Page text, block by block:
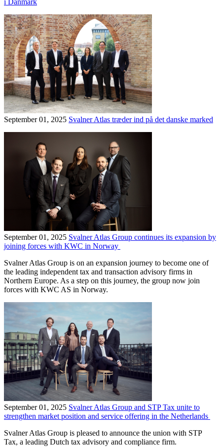
i Danmark
September 01, 2025 Svalner Atlas træder ind på det danske marked
September 01, 2025 Svalner Atlas Group continues its expansion by
joining forces with KWC in Norway
Svalner Atlas Group is on an expansion journey to become one of
the leading independent tax and transaction advisory firms in
Northern Europe. As a step on this journey, the group now join
forces with KWC AS in Norway.
September 01, 2025 Svalner Atlas Group and STP Tax unite to
strengthen market position and service offering in the Netherlands
Svalner Atlas Group is pleased to announce the union with STP
Tax, a leading Dutch tax advisory and compliance firm.